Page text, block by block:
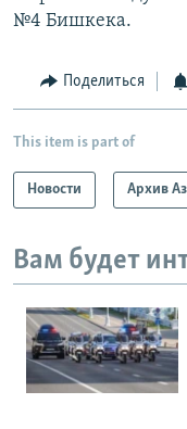
№4 Бишкека.
Поделиться
This item is part of
Новости Архив
Вам будет